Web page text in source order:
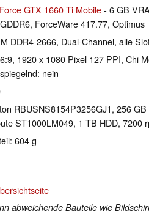
GTX 1660 Ti Mobile- 6 GB
ForceWare 417.77, Optimus
DDR4-2666, Dual-Channel, alle
1920 x 1080 Pixel 127 PPI, Chi
nein
RBUSNS8154P3256GJ1, 256 GB
ST1000LM049, 1 TB HDD, 7200
604 g
abweichende Bauteile wie